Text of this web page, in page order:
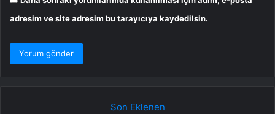
adresim ve site adresim bu tarayıcıya kaydedilsin.
Son Eklenen